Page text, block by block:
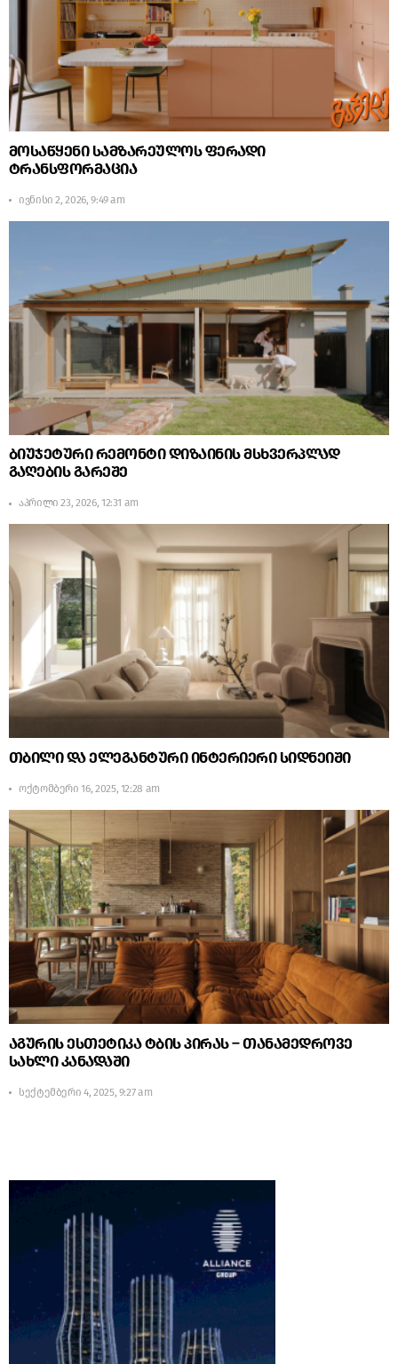
მოსაწყენი სამზარეულოს ფერადი
ტრანსფორმაცია
ივნისი 2, 2026, 9:49 am
ბიუჯეტური რემონტი დიზაინის მსხვერპლად
გაღების გარეშე
აპრილი 23, 2026, 12:31 am
თბილი და ელეგანტური ინტერიერი სიდნეიში
ოქტომბერი 16, 2025, 12:28 am
აგურის ესთეტიკა ტბის პირას – თანამედროვე
სახლი კანადაში
სექტემბერი 4, 2025, 9:27 am